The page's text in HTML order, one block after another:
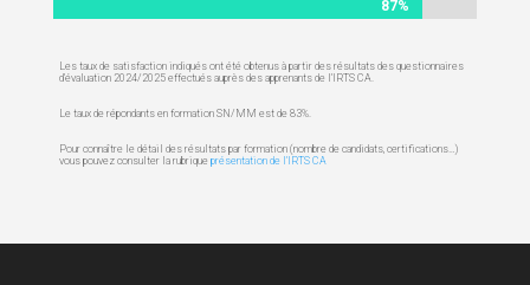
87%
87%
Les taux de satisfaction indiqués ont été obtenus à partir des résultats des questionnaires
d’évaluation 2024/2025 effectués auprès des apprenants de l’IRTS CA.
Le taux de répondants en formation SN/MM est de 83%.
Pour connaître le détail des résultats par formation (nombre de candidats, certifications…)
vous pouvez consulter la rubrique présentation de l’IRTS CA